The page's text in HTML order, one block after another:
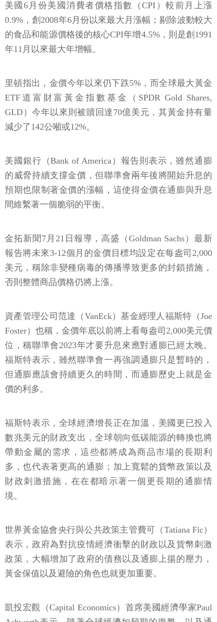
美國6月份美國消費者價格指數（CPI）較前月上漲
0.9%，創2008年6月份以來最大月漲幅；剔除波動較大
的食品和能源價格後的核心CPI年增4.5%，則是創1991
年11月以來最大年增幅。
里頓指出，金價今年以來仍下跌5%，而全球最大黃金
ETF道富財富黃金指數基金（SPDR Gold Shares,
GLD）今年以來則被贖回達70億美元，其黃金持有量
減少了142公噸或12%。
美國銀行（Bank of America）報告則表示，雖然通膨
的威脅持續支撐金價，但聯準會兩年後將開始升息的
預期也限制著金價的漲幅，這使得金價在通膨與升息
間維繫著一個脆弱的平衡。
金拓新聞7月21日報導，高盛（Goldman Sachs）最新
報告將未來3-12個月的金價目標均設定在每盎司2,000
美元，稱除非變種病毒的傳播導致更多的封鎖措施，
否則整體商品價格仍將上漲。
資產管理公司范達（VanEck）基金經理人福斯特（Joe
Foster）也稱，金價年底以前將上看每盎司2,000美元價
位，稱聯準會2023年才要升息來應對通膨已經太晚。
福斯特表示，雖然聯準會一再強調通膨只是暫時的，
但通膨應該會持續更久的時間，而通膨歷史上就是金
價的利多。
福斯特表示，全球經濟增長正在加溫，美國更已投入
數兆美元的財政支出，全球朝向低碳能源的轉換也將
帶動金屬的需求，這些都將成為商品市場的長期利
多，也代表著更高的通膨；加上寬鬆的貨幣政策以及
財政刺激措施，在在都暗示著一個更長期的通膨情
境。
世界黃金協會央行與公共政策主管費可（Tatiana Fic）
表示，政府為對抗疫情經濟衝擊的財政以及貨幣刺激
政策，大幅增加了政府的債務以及通膨上揚的壓力，
黃金保值以及避險的角色也就更加重要。
凱投宏觀（Capital Economics）首席美國經濟學家Paul